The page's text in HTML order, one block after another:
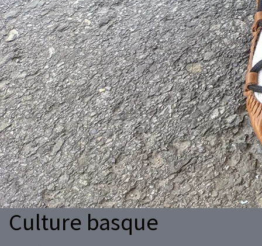
Culture basque